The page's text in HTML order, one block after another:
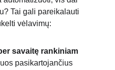
Tai gali pareikalauti
vėlavimų:
savaitę rankiniam
pasikartojančius